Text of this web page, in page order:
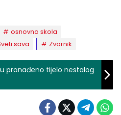
osnovna skola
sava Zvornik
pronađeno tijelo nestalog